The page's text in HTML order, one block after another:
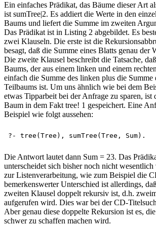
Ein einfaches Prädikat, das Bäume dieser Art
ist sumTree|2. Es addiert die Werte in den
Baums und liefert die Summe im zweiten
Das Prädikat ist in Listing 2 abgebildet. Es
zwei Klauseln. Die erste ist die
besagt, daß die Summe eines Blatts genau der
Die zweite Klausel beschreibt die Tatsache,
Baums, der aus einem linken und einem
einfach die Summe des linken plus die Summe
Teilbaums ist. Um uns ähnlich wie bei dem
etwas Tipparbeit bei der Anfrage zu sparen, ist
Baum in dem Fakt tree! 1 gespeichert. Eine
Beispiel wie folgt aussehen:
Die Antwort lautet dann Sum = 23. Das
unterscheidet sich bisher noch nicht wesentlich
zur Listenverarbeitung, wie zum Beispiel die
bemerkenswerter Unterschied ist allerdings,
zweiten Klausel doppelt rekursiv ist, d.h.
aufgerufen wird. Dies war bei der CD-
Aber genau diese doppelte Rekursion ist es,
schwer zu schaffen machen wird.